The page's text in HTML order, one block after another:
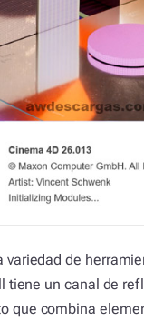
de
tiene un canal de
que combina